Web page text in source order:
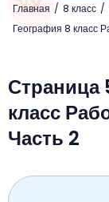
Главная 8 класс
География 8 класс
1
3
4
Страница
класс
Часть 2